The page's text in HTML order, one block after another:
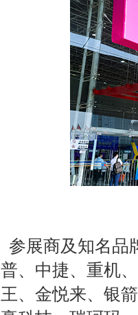
参展商及知名品
普、中捷、重机
王、金悦来、银